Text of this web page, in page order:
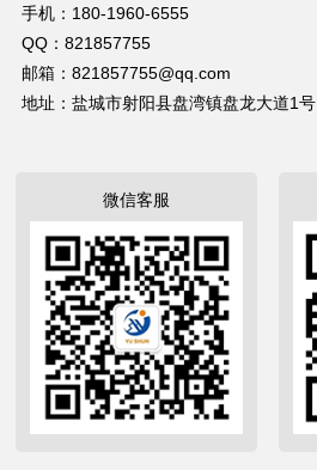
手机：180-1960-6555
QQ：821857755
邮箱：821857755@qq.com
地址：盐城市射阳县盘湾镇盘龙大道1号
微信客服